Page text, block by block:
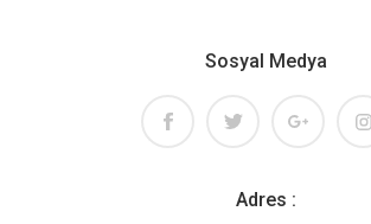
Sosyal Medya
Adres :